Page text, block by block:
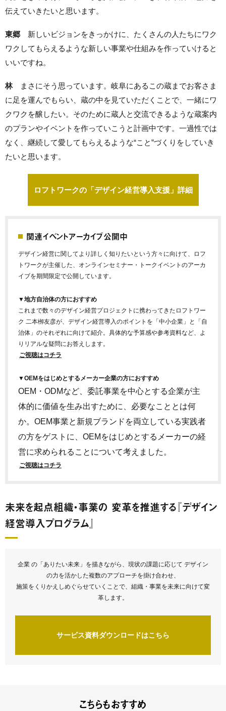
伝えていきたいと思います。
東郷 新しいビジョンをきっかけに、たくさんの人たちにワク
ワクしてもらえるような新しい事業や仕組みを作っていけると
いいですね。
林
まさにそう思っています。岐阜にあるこの蔵までお客さま
に足を運んでもらい、蔵の中を見ていただくことで、一緒にワ
クワクを醸したい。そのために蔵人と交流できるような蔵案内
のプランやイベントを作っていこうと計画中です。一過性では
なく、継続して愛してもらえるような“こと”づくりをしていき
たいと思います。
ロフトワークの「デザイン経営導入支援」詳細
関連イベントアーカイブ公開中
デザイン経営に関してより詳しく知りたいという方々に向けて、
ロフ
トワークが主催した、オンラインセミナー・トークイベントのアーカ
イブを期間限定で公開しています。
▼地方自治体の方におすすめ
これまで数々のデザイン経営プロジェクトに携わってきたロフトワー
ク 二本栁友彦が、デザイン経営導入のポイントを「中小企業」と「自
治体」のそれぞれに向けて紹介。具体的な予算感や参考資料など、よ
りリアルな疑問にお答えします。
ご視聴はコチラ
▼OEMをはじめとするメーカー企業の方におすすめ
OEM・ODMなど、委託事業を中心とする企業が主
体的に価値を生み出すために、 必要なこととは何
か。OEM事業と新規ブランドを両立している実践者
の方をゲストに、OEMをはじめとするメーカーの経
営に求められることについて考えました。
ご視聴はコチラ
未来を起点組織・事業の 変革を推進する『デザイン
経営導入プログラム』
企業 の「ありたい未来」を描きながら、現状の課題に応じて デザイン
の力を活かした複数のアプローチを掛け合わせ、
施策をくりかえしめぐらせていくことで、組織・事業を未来に向けて変
革します。
サービス資料ダウンロードはこちら
こちらもおすすめ